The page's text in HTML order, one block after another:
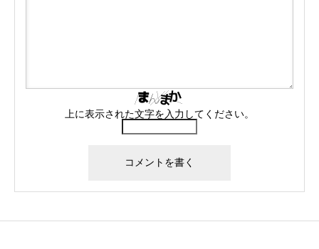
上に表示された文字を入力してください。